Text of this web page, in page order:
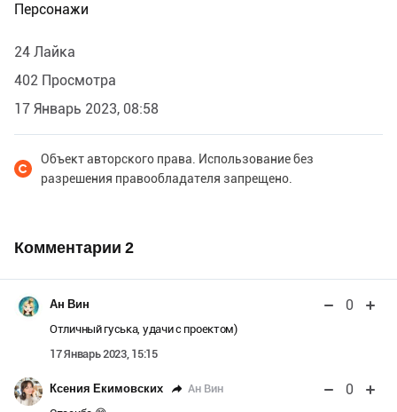
Персонажи
24 Лайка
402 Просмотра
17 Январь 2023, 08:58
Объект авторского права. Использование без
разрешения правообладателя запрещено.
Комментарии 2
Ан Вин 0
Отличный гуська, удачи с проектом)
17 Январь 2023, 15:15
Ксения Екимовских Ан Вин 0